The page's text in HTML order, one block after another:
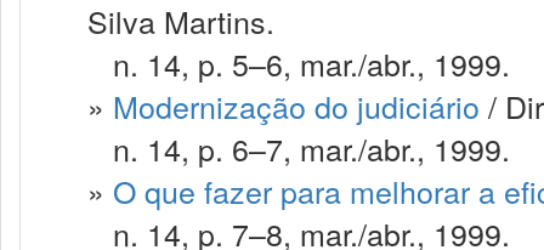
Silva Martins.
n. 14, p. 5–6, mar./abr., 1999.
» Modernização do judiciário /
n. 14, p. 6–7, mar./abr., 1999.
» O que fazer para melhorar a
n. 14, p. 7–8, mar./abr., 1999.